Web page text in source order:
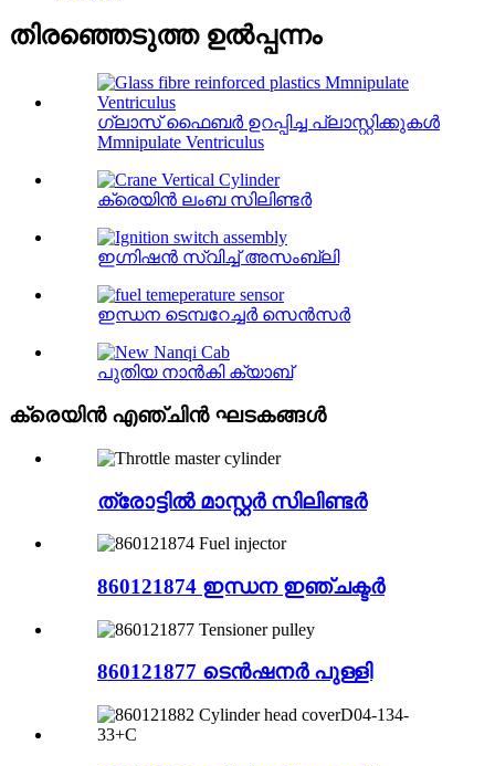
തിരഞ്ഞെടുത്ത ഉൽപ്പന്നം
ഗ്ലാസ് ഫൈബർ ഉറപ്പിച്ച പ്ലാസ്റ്റിക്കുകൾ
Mmnipulate Ventriculus
ക്രെയിൻ ലംബ സിലിണ്ടർ
ഇഗ്നിഷൻ സ്വിച്ച് അസംബ്ലി
ഇന്ധന ടെമ്പറേച്ചർ സെൻസർ
പുതിയ നാൻകി ക്യാബ്
ക്രെയിൻ എഞ്ചിൻ ഘടകങ്ങൾ
ത്രോട്ടിൽ മാസ്റ്റർ സിലിണ്ടർ
860121874 ഇന്ധന ഇഞ്ചക്ടർ
860121877 ടെൻഷനർ പുള്ളി